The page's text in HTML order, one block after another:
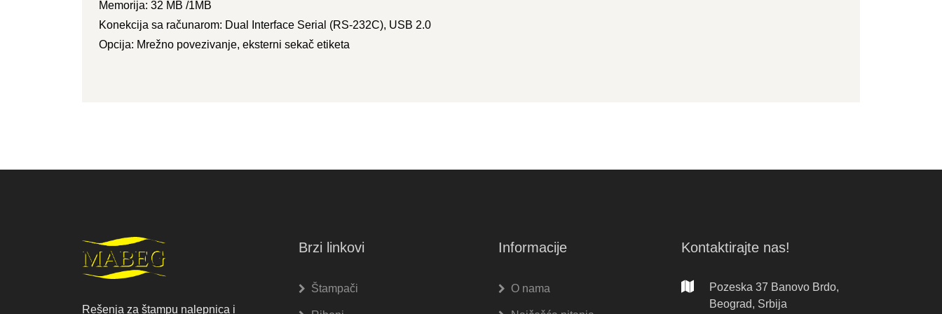
Memorija: 32 MB /1MB
Konekcija sa računarom: Dual Interface Serial (RS-232C), USB 2.0
Opcija: Mrežno povezivanje, eksterni sekač etiketa
Rešenja za štampu nalepnica i
Brzi linkovi
Štampači
Informacije
O nama
Kontaktirajte nas!
Pozeska 37 Banovo Brdo,
Beograd, Srbija